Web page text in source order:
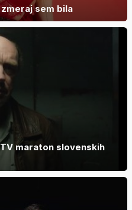
sem bila
maraton slovenskih